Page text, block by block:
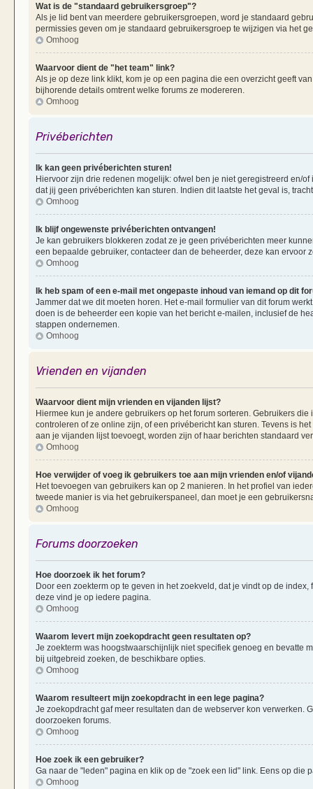
Wat is de "standaard gebruikersgroep"?
Als je lid bent van meerdere gebruikersgroepen, word je standaard
permissies geven om je standaard gebruikersgroep te wijzigen via het
Omhoog
Waarvoor dient de "het team" link?
Als je op deze link klikt, kom je op een pagina die een overzicht geeft
bijhorende details omtrent welke forums ze modereren.
Omhoog
Privéberichten
Ik kan geen privéberichten sturen!
Hiervoor zijn drie redenen mogelijk: ofwel ben je niet geregistreerd en/
dat jij geen privéberichten kan sturen. Indien dit laatste het geval is,
Omhoog
Ik blijf ongewenste privéberichten ontvangen!
Je kan gebruikers blokkeren zodat ze je geen privéberichten meer
een bepaalde gebruiker, contacteer dan de beheerder, deze kan ervoor
Omhoog
Ik heb spam of een e-mail met ongepaste inhoud van iemand op dit
Jammer dat we dit moeten horen. Het e-mail formulier van dit forum
doen is de beheerder een kopie van het bericht e-mailen, inclusief de
stappen ondernemen.
Omhoog
Vrienden en vijanden
Waarvoor dient mijn vrienden en vijanden lijst?
Hiermee kun je andere gebruikers op het forum sorteren. Gebruikers
controleren of ze online zijn, of een privébericht kan sturen. Tevens is
aan je vijanden lijst toevoegt, worden zijn of haar berichten standaard
Omhoog
Hoe verwijder of voeg ik gebruikers toe aan mijn vrienden en/of
Het toevoegen van gebruikers kan op 2 manieren. In het profiel van
tweede manier is via het gebruikerspaneel, dan moet je een
Omhoog
Forums doorzoeken
Hoe doorzoek ik het forum?
Door een zoekterm op te geven in het zoekveld, dat je vindt op de
deze vind je op iedere pagina.
Omhoog
Waarom levert mijn zoekopdracht geen resultaten op?
Je zoekterm was hoogstwaarschijnlijk niet specifiek genoeg en bevatte
bij uitgebreid zoeken, de beschikbare opties.
Omhoog
Waarom resulteert mijn zoekopdracht in een lege pagina?
Je zoekopdracht gaf meer resultaten dan de webserver kon verwerken.
doorzoeken forums.
Omhoog
Hoe zoek ik een gebruiker?
Ga naar de "leden" pagina en klik op de "zoek een lid" link. Eens op die
Omhoog